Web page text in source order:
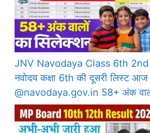
JNV Navodaya Class 6th
नवोदय कक्षा 6th की दूसरी लिस्ट आज
@navodaya.gov.in 58+ अंक